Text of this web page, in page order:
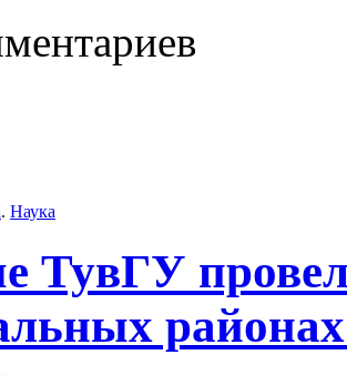
. Наука
ТувГУ